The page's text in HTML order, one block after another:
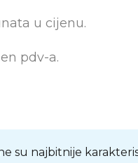
u cijenu.
pdv-a.
su najbitnije